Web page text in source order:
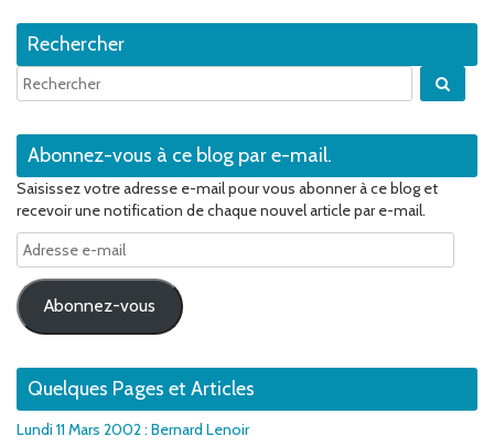
Rechercher
Abonnez-vous à ce blog par e-mail.
Saisissez votre adresse e-mail pour vous abonner à ce blog et
recevoir une notification de chaque nouvel article par e-mail.
Adresse
e-
mail
Abonnez-vous
Quelques Pages et Articles
Lundi 11 Mars 2002 : Bernard Lenoir